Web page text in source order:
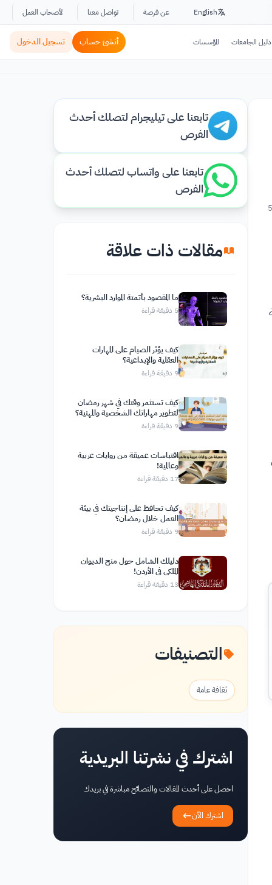
English عن فرصة تواصل معنا لأصحاب العمل
دليل الجامعات المؤسسات أنشئ حساب تسجيل الدخول
تابعنا على تيليجرام لتصلك أحدث
الفرص
تابعنا على واتساب لتصلك أحدث
الفرص
مقالات ذات علاقة
ما المقصود بأتمتة الموارد البشرية؟
5 دقيقة قراءة
كيف يؤثر الصيام على المهارات
العقلية والإبداعية؟
9 دقيقة قراءة
كيف تستثمر وقتك في شهر رمضان
لتطوير مهاراتك الشخصية والمهنية؟
9 دقيقة قراءة
اقتباسات عميقة من روايات عربية
وعالمية!
17 دقيقة قراءة
كيف تحافظ على إنتاجيتك في بيئة
العمل خلال رمضان؟
9 دقيقة قراءة
دليلك الشامل حول منح الديوان
الملكي في الأردن!
13 دقيقة قراءة
التصنيفات
ثقافة عامة
اشترك في نشرتنا البريدية
احصل على أحدث المقالات والنصائح مباشرة في بريدك
اشترك الآن